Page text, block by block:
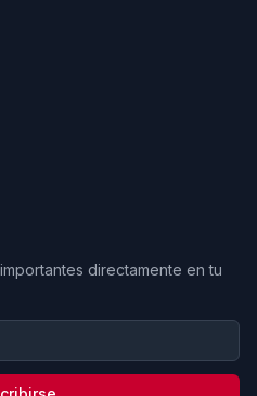
directamente en tu